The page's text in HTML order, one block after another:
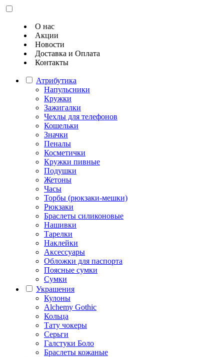
О нас
Акции
Новости
Доставка и Оплата
Контакты
Атрибутика
Напульсники
Кружки
Зажигалки
Чехлы для телефонов
Кошельки
Значки
Пеналы
Косметички
Кружки пивные
Подушки
Жетоны
Часы
Торбы (рюкзаки-мешки)
Рюкзаки
Браслеты силиконовые
Нашивки
Тарелки
Наклейки
Аксессуары
Обложки для паспорта
Поясные сумки
Сумки
Украшения
Кулоны
Alchemy Gothic
Кольца
Тату чокеры
Серьги
Галстуки Боло
Браслеты кожаные